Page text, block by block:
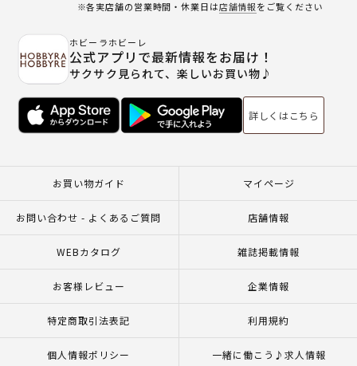
※各実店舗の営業時間・休業日は店舗情報をご覧ください
ホビーラホビーレ
公式アプリで最新情報をお届け！
サクサク見られて、楽しいお買い物♪
詳しくはこちら
お買い物ガイド マイページ
お問い合わせ - よくあるご質問 店舗情報
WEBカタログ 雑誌掲載情報
お客様レビュー 企業情報
特定商取引法表記 利用規約
個人情報ポリシー 一緒に働こう♪求人情報